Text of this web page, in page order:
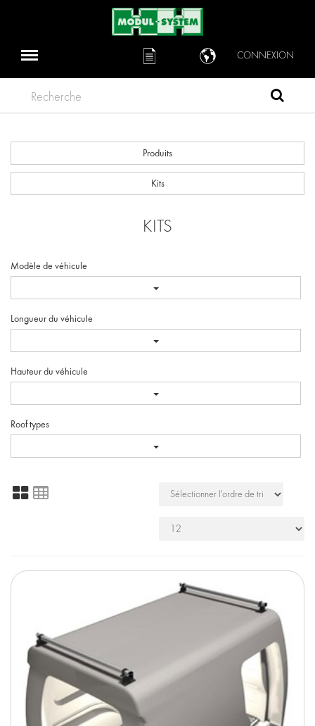
CONNEXION
Recherche
Produits
Kits
KITS
Modèle de véhicule
Longueur du véhicule
Hauteur du véhicule
Roof types